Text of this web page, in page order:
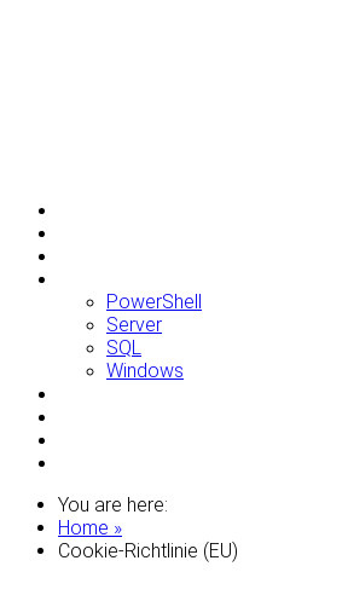
PowerShell
Server
SQL
Windows
You are here:
Home »
Cookie-Richtlinie (EU)